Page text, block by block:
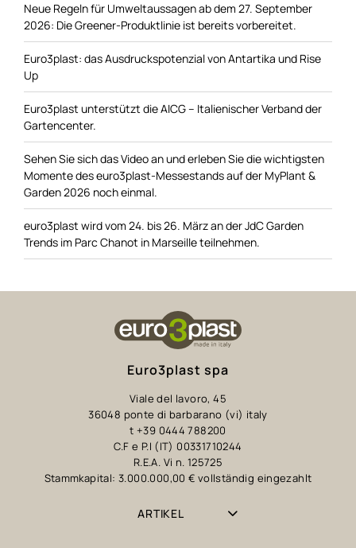
Neue Regeln für Umweltaussagen ab dem 27. September
2026: Die Greener-Produktlinie ist bereits vorbereitet.
Euro3plast: das Ausdruckspotenzial von Antartika und Rise
Up
Euro3plast unterstützt die AICG – Italienischer Verband der
Gartencenter.
Sehen Sie sich das Video an und erleben Sie die wichtigsten
Momente des euro3plast-Messestands auf der MyPlant &
Garden 2026 noch einmal.
euro3plast wird vom 24. bis 26. März an der JdC Garden
Trends im Parc Chanot in Marseille teilnehmen.
Euro3plast spa
Viale del lavoro, 45
36048 ponte di barbarano (vi) italy
t +39 0444 788200
C.F e P.I (IT) 00331710244
R.E.A. Vi n. 125725
Stammkapital: 3.000.000,00 € vollständig eingezahlt
ARTIKEL